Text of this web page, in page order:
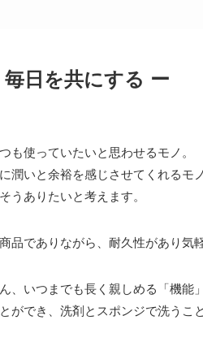
日を共にする ー
も使っていたいと思わせるモノ。
潤いと余裕を感じさせてくれるモノ
うありたいと考えます。
品でありながら、耐久性があり気
、いつまでも長く親しめる「機能
ができ、洗剤とスポンジで洗うこ